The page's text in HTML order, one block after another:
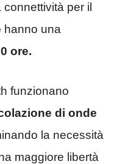
per il
hanno una
ore.
funzionano
di onde
la necessità
maggiore libertà